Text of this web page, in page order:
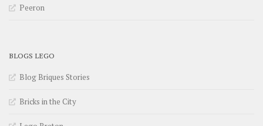
Peeron
BLOGS LEGO
Blog Briques Stories
Bricks in the City